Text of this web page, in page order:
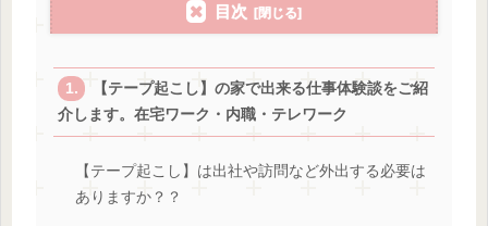
目次
【テープ起こし】の家で出来る仕事体験談をご紹
介します。在宅ワーク・内職・テレワーク
【テープ起こし】は出社や訪問など外出する必要は
ありますか？？